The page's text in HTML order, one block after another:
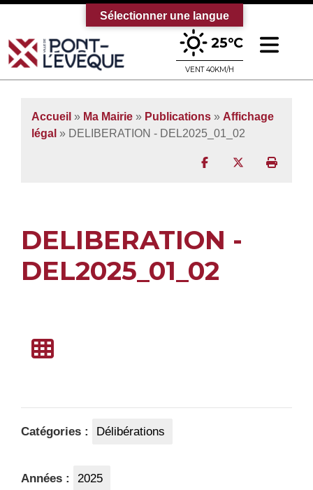
Bienvenue sur le site officiel de la
25°C
VENT 40KM/H
Accueil » Ma Mairie » Publications » Affichage
légal » DELIBERATION - DEL2025_01_02
Partager surPartager sur
DELIBERATION -
DEL2025_01_02
Catégories : Délibérations
Années : 2025
Sélectionner une langue